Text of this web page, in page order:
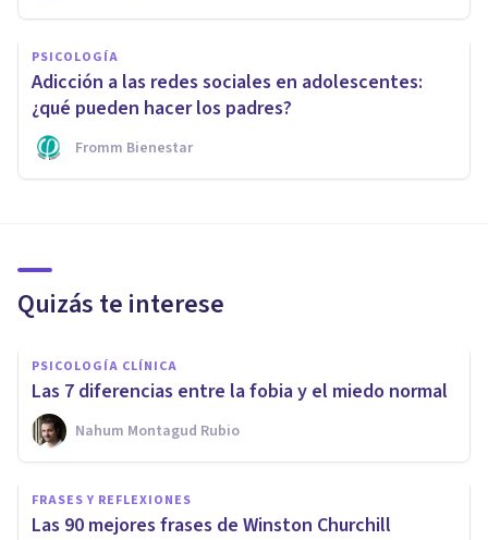
PSICOLOGÍA
Adicción a las redes sociales en adolescentes:
¿qué pueden hacer los padres?
Fromm Bienestar
Quizás te interese
PSICOLOGÍA CLÍNICA
Las 7 diferencias entre la fobia y el miedo normal
Nahum Montagud Rubio
FRASES Y REFLEXIONES
Las 90 mejores frases de Winston Churchill